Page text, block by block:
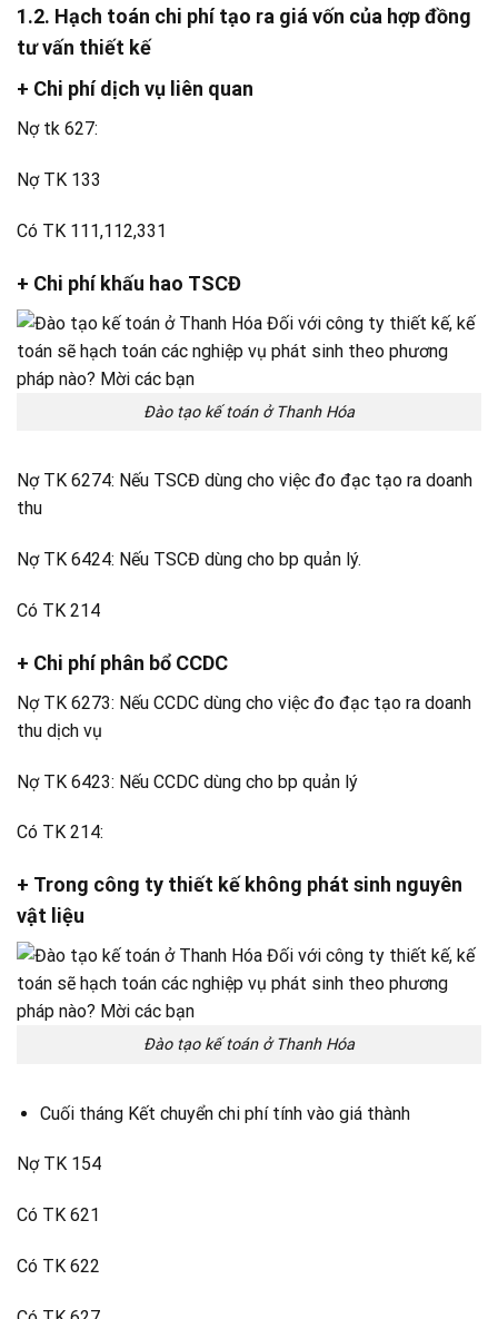
1.2. Hạch toán chi phí tạo ra giá vốn của hợp đồng
tư vấn thiết kế
+ Chi phí dịch vụ liên quan
Nợ tk 627:
Nợ TK 133
Có TK 111,112,331
+ Chi phí khấu hao TSCĐ
Đào tạo kế toán ở Thanh Hóa
Nợ TK 6274: Nếu TSCĐ dùng cho việc đo đạc tạo ra doanh
thu
Nợ TK 6424: Nếu TSCĐ dùng cho bp quản lý.
Có TK 214
+ Chi phí phân bổ CCDC
Nợ TK 6273: Nếu CCDC dùng cho việc đo đạc tạo ra doanh
thu dịch vụ
Nợ TK 6423: Nếu CCDC dùng cho bp quản lý
Có TK 214:
+ Trong công ty thiết kế không phát sinh nguyên
vật liệu
Đào tạo kế toán ở Thanh Hóa
Cuối tháng Kết chuyển chi phí tính vào giá thành
Nợ TK 154
Có TK 621
Có TK 622